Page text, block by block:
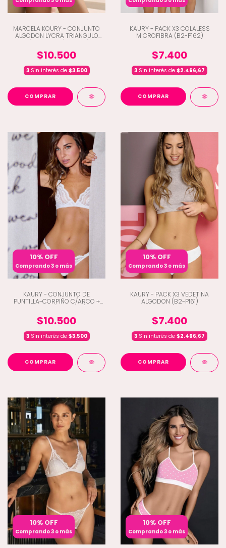
MARCELA KOURY - CONJUNTO
ALGODON LYCRA TRIANGULO
$10.500
3Sin interés de $3.500
COMPRAR
KAURY - PACK X3 COLALESS
MICROFIBRA (B2-P162)
$7.400
3 Sin interés de $2.466,67
COMPRAR
10% OFF
Comprando 3 o más
KAURY - CONJUNTO DE
PUNTILLA-CORPIÑO C/ARCO +
$10.500
3Sin interés de $3.500
COMPRAR
10% OFF
Comprando 3 o más
KAURY - PACK X3 VEDETINA
ALGODON (B2-P161)
$7.400
3 Sin interés de $2.466,67
COMPRAR
10% OFF
Comprando 3 o más
10% OFF
Comprando 3 o más